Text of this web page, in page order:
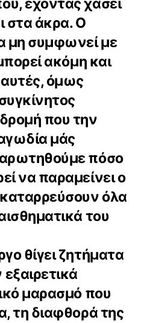
έχοντας χάσει
στα άκρα. Ο
μη συμφωνεί με
ακόμη και
όμως
που την
μάς
πόσο
να παραμείνει ο
όλα
του
θίγει ζητήματα
μαρασμό που
τη διαφθορά της